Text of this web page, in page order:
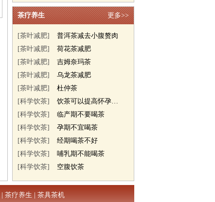
更多>>
茶疗养生
[茶叶减肥]
普洱茶减去小腹赘肉
[茶叶减肥]
荷花茶减肥
[茶叶减肥]
吉姆奈玛茶
[茶叶减肥]
乌龙茶减肥
[茶叶减肥]
杜仲茶
[科学饮茶]
饮茶可以提高怀孕几率
[科学饮茶]
临产期不要喝茶
[科学饮茶]
孕期不宜喝茶
[科学饮茶]
经期喝茶不好
[科学饮茶]
哺乳期不能喝茶
[科学饮茶]
空腹饮茶
茶疗养生 茶具茶机